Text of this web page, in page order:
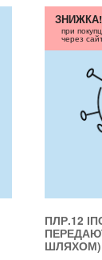
ПЛР.12
ШЛЯХОМ)
ЗНИЖКА!
при
через